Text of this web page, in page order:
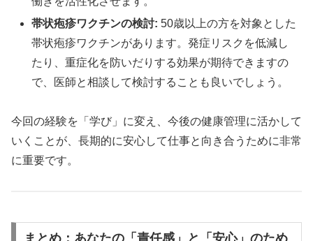
帯状疱疹ワクチンの検討: 50歳以上の方を対象とした
帯状疱疹ワクチンがあります。発症リスクを低減し
たり、重症化を防いだりする効果が期待できますの
で、医師と相談して検討することも良いでしょう。
今回の経験を「学び」に変え、今後の健康管理に活かして
いくことが、長期的に安心して仕事と向き合うために非常
に重要です。